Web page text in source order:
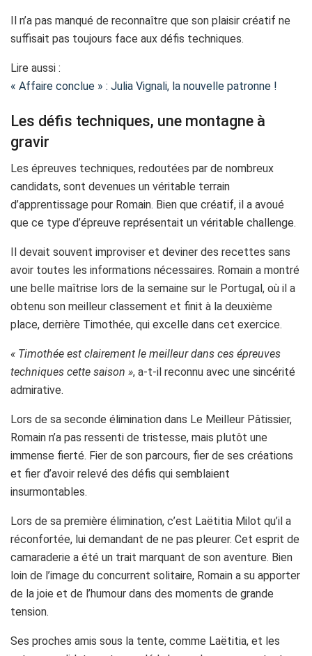
Il n’a pas manqué de reconnaître que son plaisir créatif ne
suffisait pas toujours face aux défis techniques.
Lire aussi :
« Affaire conclue » : Julia Vignali, la nouvelle patronne !
Les défis techniques, une montagne à
gravir
Les épreuves techniques, redoutées par de nombreux
candidats, sont devenues un véritable terrain
d’apprentissage pour Romain. Bien que créatif, il a avoué
que ce type d’épreuve représentait un véritable challenge.
Il devait souvent improviser et deviner des recettes sans
avoir toutes les informations nécessaires. Romain a montré
une belle maîtrise lors de la semaine sur le Portugal, où il a
obtenu son meilleur classement et finit à la deuxième
place, derrière Timothée, qui excelle dans cet exercice.
« Timothée est clairement le meilleur dans ces épreuves
techniques cette saison », a-t-il reconnu avec une sincérité
admirative.
Lors de sa seconde élimination dans Le Meilleur Pâtissier,
Romain n’a pas ressenti de tristesse, mais plutôt une
immense fierté. Fier de son parcours, fier de ses créations
et fier d’avoir relevé des défis qui semblaient
insurmontables.
Lors de sa première élimination, c’est Laëtitia Milot qu’il a
réconfortée, lui demandant de ne pas pleurer. Cet esprit de
camaraderie a été un trait marquant de son aventure. Bien
loin de l’image du concurrent solitaire, Romain a su apporter
de la joie et de l’humour dans des moments de grande
tension.
Ses proches amis sous la tente, comme Laëtitia, et les